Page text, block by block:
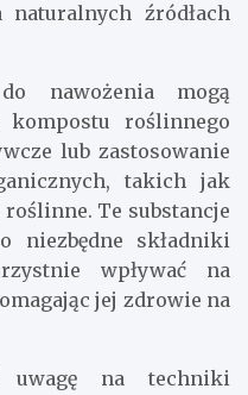
źródłach
nawożenia mogą
kompostu roślinnego
lub zastosowanie
takich jak
Te substancje
niezbędne składniki
wpływać na
jej zdrowie na
uwagę na techniki